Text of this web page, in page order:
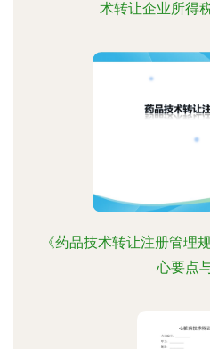
术转让企业所得
《药品技术转让注册管理
心要点